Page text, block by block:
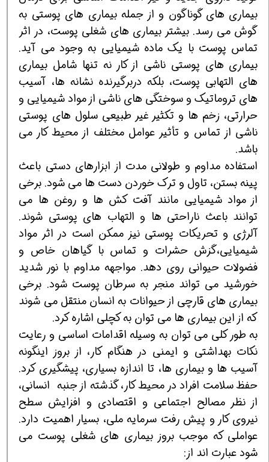
بیماری های گوناگون و از جمله بیماری های پوستی به
گوش می رسد. بیشتر بیماری های شغلی پوست، در اثر
تماس پوست با یک ماده شیمیایی به وجود می آید.
بیماری های پوستی ناشی از کار نه تنها شامل بیماری
های التهابی پوست، بلکه دربرگیرنده نشانه ها، آسیب
های تروماتیک و سوختگی های ناشی از مواد شیمیایی و
حرارتی، زخم ها و تکثیر غیر طبیعی سلول های پوستی
ناشی از تماس و تأثیر عوامل مختلف از محیط کار می
باشد.
استفاده مداوم و طولانی مدت از ابزارهای دستی باعث
پینه بستن، تاول و ترک خوردن دست ها می شود. برخی
از مواد شیمیایی مانند آفت کش ها و روغن ها می
توانند باعث ناراحتی ها و التهاب های پوستی شوند.
آلرژی و تحریکات پوستی نیز ممکن است در اثر مواد
شیمیایی،گزش حشرات و تماس با گیاهان خاص و
فضولات حیوانی روی دهد. مواجهه مداوم با نور شدید
خورشید می تواند منجر به سرطان پوست شود. برخی
بیماری های قارچی از حیوانات به انسان منتقل می شوند
که از این بیماری ها می توان به کچلی اشاره کرد.
به طور کلی می توان به وسیله اقدامات اساسی و رعایت
نکات بهداشتی و ایمنی در هنگام کار، از بروز اینگونه
آسیب ها و بیماری ها، تا اندازه بسیاری، پیشگیری کرد.
حفظ سلامت افراد در محیط کار، گذشته از جنبه انسانی،
از نظر مصالح اجتماعی و اقتصادی و افزایش سطح
نیروی کار و پیش رفت سرمایه ملی، بسیار اهمیت دارد.
عواملی که موجب بروز بیماری های شغلی پوست می
شود عبارت اند از: